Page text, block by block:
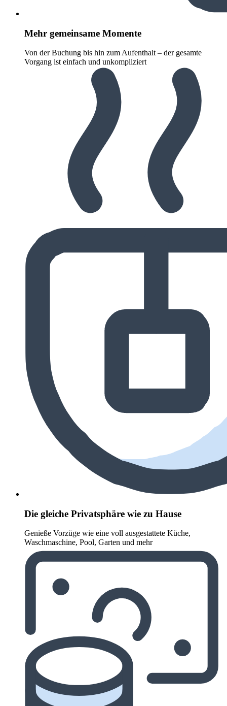
Mehr gemeinsame Momente
Von der Buchung bis hin zum Aufenthalt – der gesamte
Vorgang ist einfach und unkompliziert
Die gleiche Privatsphäre wie zu Hause
Genieße Vorzüge wie eine voll ausgestattete Küche,
Waschmaschine, Pool, Garten und mehr